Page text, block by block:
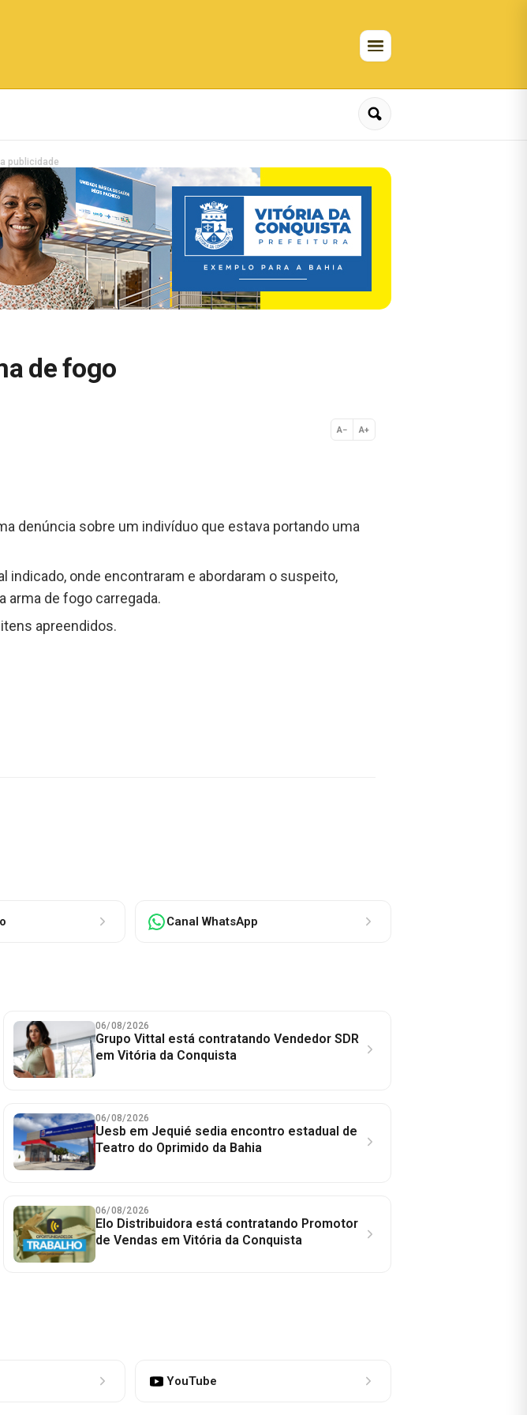
publicidade
de fogo
A− A+
Normal
denúncia sobre um indivíduo que estava portando uma
onde encontraram e abordaram o suspeito,
arma de fogo carregada.
apreendidos.
Canal WhatsApp
06/08/2026
Grupo Vittal está contratando Vendedor SDR
em Vitória da Conquista
06/08/2026
Uesb em Jequié sedia encontro estadual de
Teatro do Oprimido da Bahia
06/08/2026
Elo Distribuidora está contratando Promotor
de Vendas em Vitória da Conquista
YouTube